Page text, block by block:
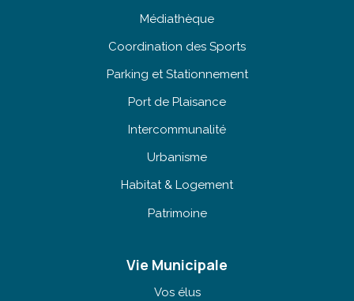
Médiathèque
Coordination des Sports
Parking et Stationnement
Port de Plaisance
Intercommunalité
Urbanisme
Habitat & Logement
Patrimoine
Vie Municipale
Vos élus